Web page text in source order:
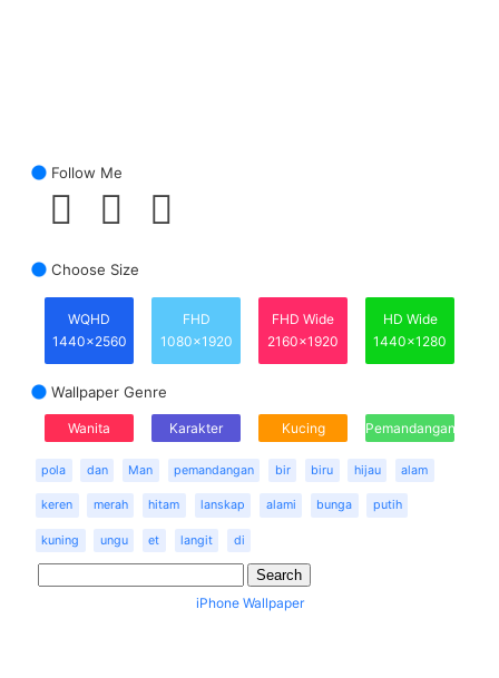
Follow Me
Choose Size
WQHD
1440x2560
FHD
1080x1920
FHD Wide
2160x1920
HD Wide
1440x1280
Wallpaper Genre
Wanita Karakter Kucing Pemandangan
pola dan Man pemandangan bir biru hijau alam
keren merah hitam lanskap alami bunga putih
kuning ungu et langit di
iPhone Wallpaper